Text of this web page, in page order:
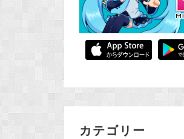
カテゴリー